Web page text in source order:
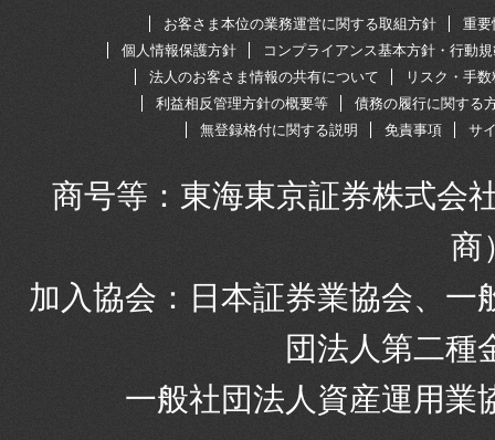
お客さま本位の業務運営に関する取組方針
重要
個人情報保護方針
コンプライアンス基本方針・行動
法人のお客さま情報の共有について
リスク・手
利益相反管理方針の概要等
債務の履行に関する
無登録格付に関する説明
免責事項 サ
商号等：東海東京証券株式会
商
加入協会：日本証券業協会、
団法人第二種
一般社団法人資産運用業